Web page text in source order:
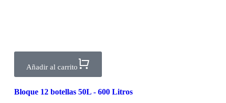
Añadir al carrito
Bloque 12 botellas 50L - 600 Litros